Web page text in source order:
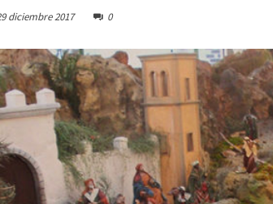
diciembre 2017 0